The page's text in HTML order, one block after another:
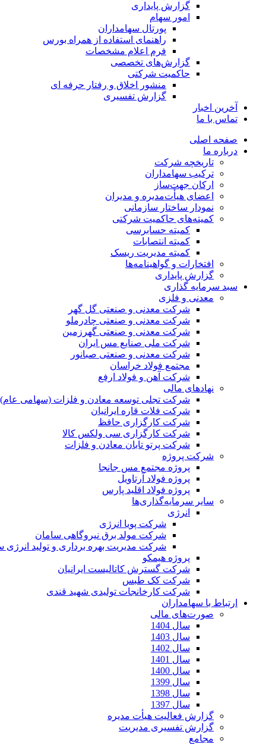
گزارش پایداری
امور سهام
پورتال سهامداران
راهنمای استفاده از همراه بورس
فرم اعلام مشخصات
گزارش‌های تخصصی
حاکمیت شرکتی
منشور اخلاق و رفتار حرفه­ ای
گزارش تفسیری
آخرین اخبار
تماس با ما
صفحه اصلی
درباره ما
تاریخچه شرکت
ترکیب سهامداران
ارکان جهت‌ساز
اعضای هیأت‌مدیره و مدیران
نمودار ساختار سازمانی
کمیته‌های حاکمیت شرکتی
کمیته حسابرسی
کمیته انتصابات
کمیته مدیریت ریسک
افتخارات و گواهینامه‌ها
گزارش پایداری
سبد سرمایه گذاری
معدنی و فلزی
شرکت معدنی و صنعتی گل گهر
شرکت معدنی و صنعتی چادرملو
شرکت معدنی و صنعتی گهرزمین
شرکت ملی صنایع مس ایران
شرکت معدنی و صنعتی صبانور
مجتمع فولاد خراسان
شرکت آهن و فولاد ارفع
نهادهای مالی
شرکت تجلی توسعه معادن و فلزات (سهامی عام)
شرکت فلات قاره ایرانیان
شرکت کارگزاری حافظ
شرکت کارگزاری سی ولکس کالا
شرکت پرتو تابان معادن و فلزات
شرکت پروژه
پروژه مجتمع مس جانجا
پروژه فولاد آرتاویل
پروژه فولاد اقلید پارس
سایر سرمایه‌گذاری‌ها
انرژی
شرکت پویا انرژی
شرکت مولد برق نیروگاهی سامان
شرکت مدیریت بهره برداری و تولید انرژی
پروژه هیمکو
شرکت گسترش کاتالیست ایرانیان
شرکت کک طبس
شرکت کارخانجات تولیدی شهید قندی
ارتباط با سهامداران
صورت‌های مالی
سال 1404
سال 1403
سال 1402
سال 1401
سال 1400
سال 1399
سال 1398
سال 1397
گزارش فعالیت هیأت مدیره
گزارش تفسیری مدیریت
مجامع